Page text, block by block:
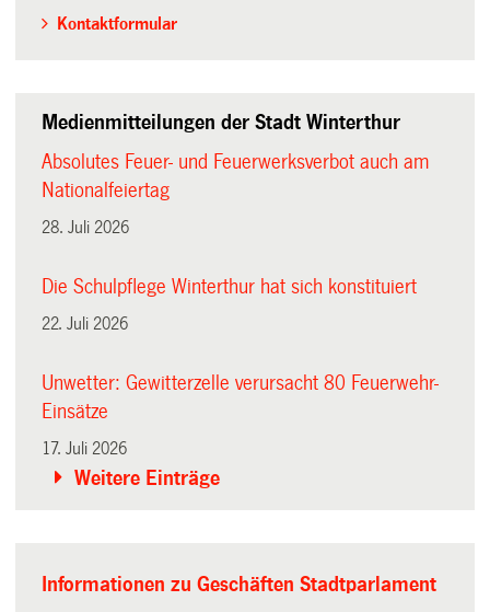
Kontaktformular
Medienmitteilungen der Stadt Winterthur
Absolutes Feuer- und Feuerwerksverbot auch am
Nationalfeiertag
28. Juli 2026
Die Schulpflege Winterthur hat sich konstituiert
22. Juli 2026
Unwetter: Gewitterzelle verursacht 80 Feuerwehr-
Einsätze
17. Juli 2026
Weitere Einträge
Informationen zu Geschäften Stadtparlament